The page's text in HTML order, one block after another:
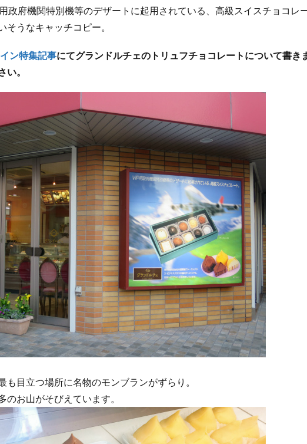
政府機関特別機等のデザートに起用されている、高級スイスチョコレ
そうなキャッチコピー。
ン特集記事にてグランドルチェのトリュフチョコレートについて書き
い。
も目立つ場所に名物のモンブランがずらり。
のお山がそびえています。